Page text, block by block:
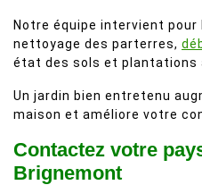
Notre équipe intervient pour
nettoyage des parterres,
état des sols et plantations
Un jardin bien entretenu
maison et améliore votre
Contactez votre
Brignemont